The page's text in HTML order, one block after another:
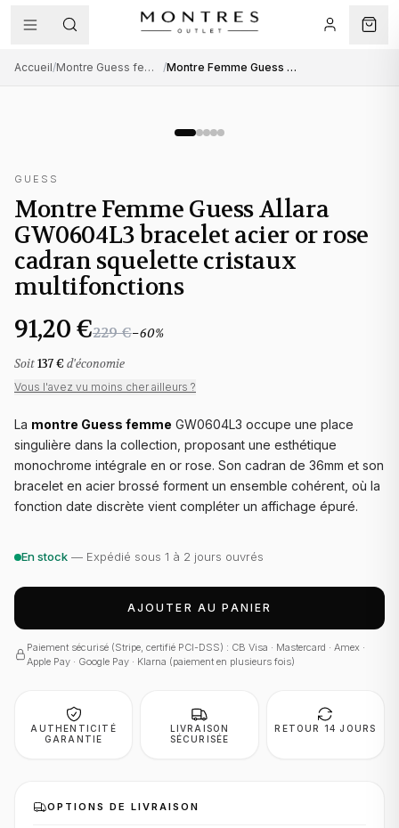
Accueil/ Montre Guess femme / Montre Femme Guess Allara GW0604L3 bracelet acier or rose cadran squelette cristaux multifonctions
GUESS
Montre Femme Guess Allara
GW0604L3 bracelet acier or rose
cadran squelette cristaux
multifonctions
91,20 €229 €−60%
Soit137 € d'économie
Vous l'avez vu moins cher ailleurs ?
La montre Guess femme GW0604L3 occupe une place
singulière dans la collection, proposant une esthétique
monochrome intégrale en or rose. Son cadran de 36mm et son
bracelet en acier brossé forment un ensemble cohérent, où la
fonction date discrète vient compléter un affichage épuré.
En stock — Expédié sous 1 à 2 jours ouvrés
AJOUTER AU PANIER
Paiement sécurisé (Stripe, certifié PCI-DSS) : CB Visa · Mastercard · Amex ·
Apple Pay · Google Pay · Klarna (paiement en plusieurs fois)
AUTHENTICITÉ
GARANTIE
LIVRAISON
SÉCURISÉE
RETOUR 14 JOURS
OPTIONS DE LIVRAISON